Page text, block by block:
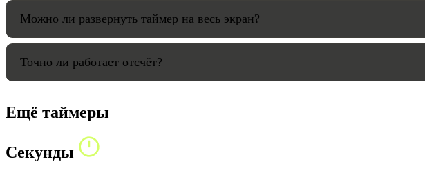
Можно ли развернуть таймер на весь экран?
Точно ли работает отсчёт?
Ещё таймеры
Секунды